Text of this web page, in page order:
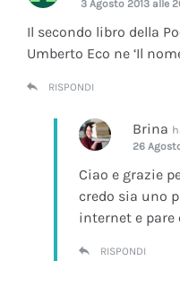
3 Agosto 2013 alle
Il secondo libro della
Umberto Eco ne ‘Il
RISPONDI
Brina
26
Ciao e grazie
credo sia uno
internet e pare
RISPONDI